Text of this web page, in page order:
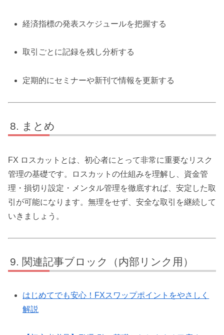
経済指標の発表スケジュールを把握する
取引ごとに記録を残し分析する
定期的にセミナーや新刊で情報を更新する
まとめ
FX ロスカットとは、初心者にとって非常に重要なリスク
管理の基礎です。ロスカットの仕組みを理解し、資金管
理・損切り設定・メンタル管理を徹底すれば、安定した取
引が可能になります。無理をせず、安全な取引を継続して
いきましょう。
関連記事ブロック（内部リンク用）
はじめてでも安心！FXスワップポイントをやさしく
解説